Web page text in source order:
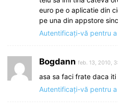
euro pe o aplicatie din
pe una din appstore
Autentificați-vă pentru
Bogdann feb. 13, 2010,
asa sa faci frate daca iti
Autentificați-vă pentru